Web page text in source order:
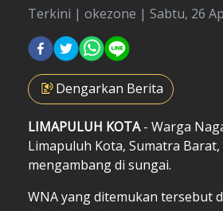
Terkini | okezone | Sabtu, 26
Dengarkan Berita
LIMAPULUH KOTA- Warga
Limapuluh Kota, Sumatra
mengambang di sungai.
WNA yang ditemukan tersebut